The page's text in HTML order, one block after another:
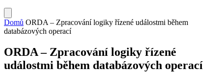
Domů ORDA – Zpracování logiky řízené událostmi během
databázových operací
ORDA – Zpracování logiky řízené
událostmi během databázových operací